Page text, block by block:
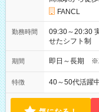
FANCL
勤務時間
09:30～20:30 実働7時間、休憩1時間 ※店舗の営業時間に合わ
せたシフト制
期間 即日～長期 ※
特徴 40～50代活躍